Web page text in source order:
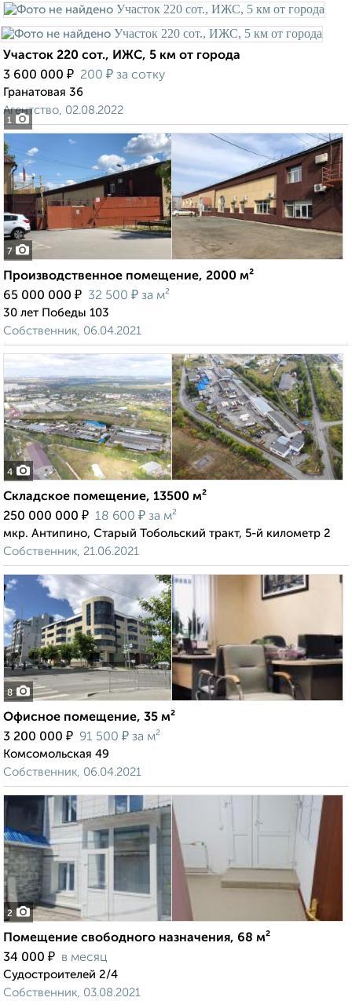
1
Участок 220 сот., ИЖС, 5 км от города
3 600 000 ₽ 200 ₽ за сотку
Гранатовая 36
Агентство, 02.08.2022
7
Производственное помещение, 2000 м²
65 000 000 ₽ 32 500 ₽ за м²
30 лет Победы 103
Собственник, 06.04.2021
4
Складское помещение, 13500 м²
250 000 000 ₽ 18 600 ₽ за м²
мкр. Антипино, Старый Тобольский тракт, 5-й километр 2
Собственник, 21.06.2021
8
Офисное помещение, 35 м²
3 200 000 ₽ 91 500 ₽ за м²
Комсомольская 49
Собственник, 06.04.2021
2
Помещение свободного назначения, 68 м²
34 000 ₽ в месяц
Судостроителей 2/4
Собственник, 03.08.2021